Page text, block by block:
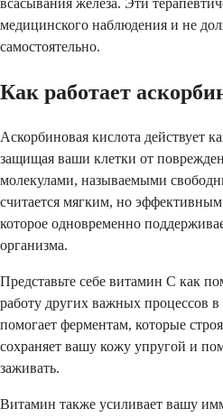
медицинского наблюдения и не
самостоятельно.
Как работает
Аскорбиновая кислота действует
защищая ваши клетки от
молекулами, называемыми
считается мягким, но
которое одновременно
организма.
Представьте себе витамин C как
работу других важных процессов
помогает ферментам, которые
сохраняет вашу кожу упругой и
заживать.
Витамин также усиливает вашу